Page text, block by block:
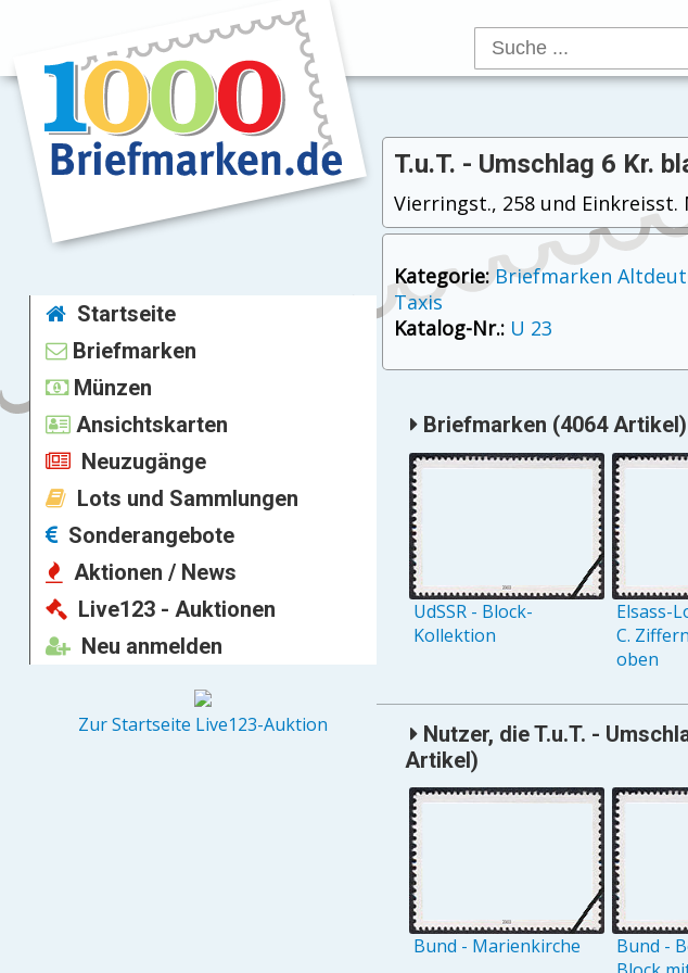
Startseite
Briefmarken
Münzen
Ansichtskarten
Neuzugänge
Lots und Sammlungen
Sonderangebote
Aktionen / News
Live123 - Auktionen
Neu anmelden
Zur Startseite Live123-Auktion
T.u.T. - Umschlag 6 Kr.
Vierringst., 258 und Einkreisst.
Kategorie: Briefmarken
Taxis
Katalog-Nr.: U 23
Briefmarken (4064 Artikel)
UdSSR - Block-
Kollektion
Elsass-
C.
oben
Nutzer, die T.u.T. -
Artikel)
Bund - Marienkirche
Bund -